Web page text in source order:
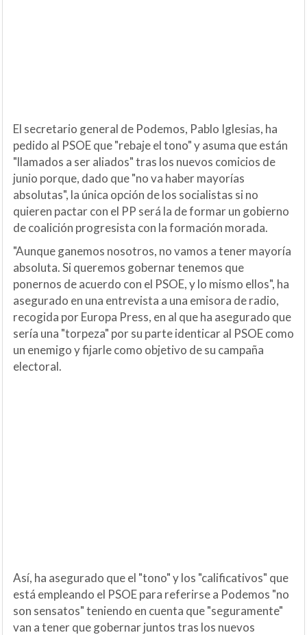
El secretario general de Podemos, Pablo Iglesias, ha
pedido al PSOE que "rebaje el tono" y asuma que están
"llamados a ser aliados" tras los nuevos comicios de
junio porque, dado que "no va haber mayorías
absolutas", la única opción de los socialistas si no
quieren pactar con el PP será la de formar un gobierno
de coalición progresista con la formación morada.
"Aunque ganemos nosotros, no vamos a tener mayoría
absoluta. Si queremos gobernar tenemos que
ponernos de acuerdo con el PSOE, y lo mismo ellos", ha
asegurado en una entrevista a una emisora de radio,
recogida por Europa Press, en al que ha asegurado que
sería una "torpeza" por su parte identicar al PSOE como
un enemigo y fijarle como objetivo de su campaña
electoral.
Así, ha asegurado que el "tono" y los "calificativos" que
está empleando el PSOE para referirse a Podemos "no
son sensatos" teniendo en cuenta que "seguramente"
van a tener que gobernar juntos tras los nuevos